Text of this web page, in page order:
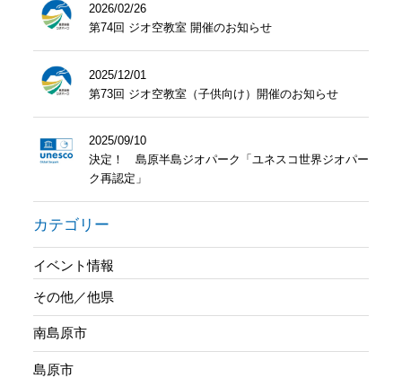
2026/02/26
第74回 ジオ空教室 開催のお知らせ
2025/12/01
第73回 ジオ空教室（子供向け）開催のお知らせ
2025/09/10
決定！ 島原半島ジオパーク「ユネスコ世界ジオパー
ク再認定」
カテゴリー
イベント情報
その他／他県
南島原市
島原市